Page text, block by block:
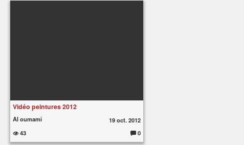
Vidéo peintures 2012
Al oumami
19 oct. 2012
43
0